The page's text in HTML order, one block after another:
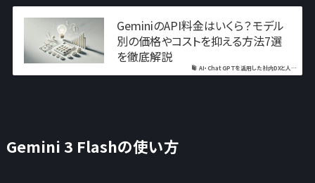
AI・ChatGPTを活用した社内DXと人…
GeminiのAPI料金はいくら？モデル
別の価格やコストを抑える方法7選
を徹底解説
Gemini 3 Flashの使い方